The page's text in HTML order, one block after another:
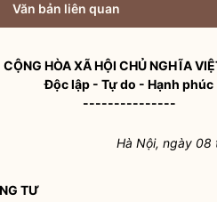
Văn bản liên quan
CỘNG HÒA XÃ HỘI CHỦ NGHĨA
Độc lập - Tự do - Hạnh phúc
---------------
Hà Nội, ngày 08
TƯ